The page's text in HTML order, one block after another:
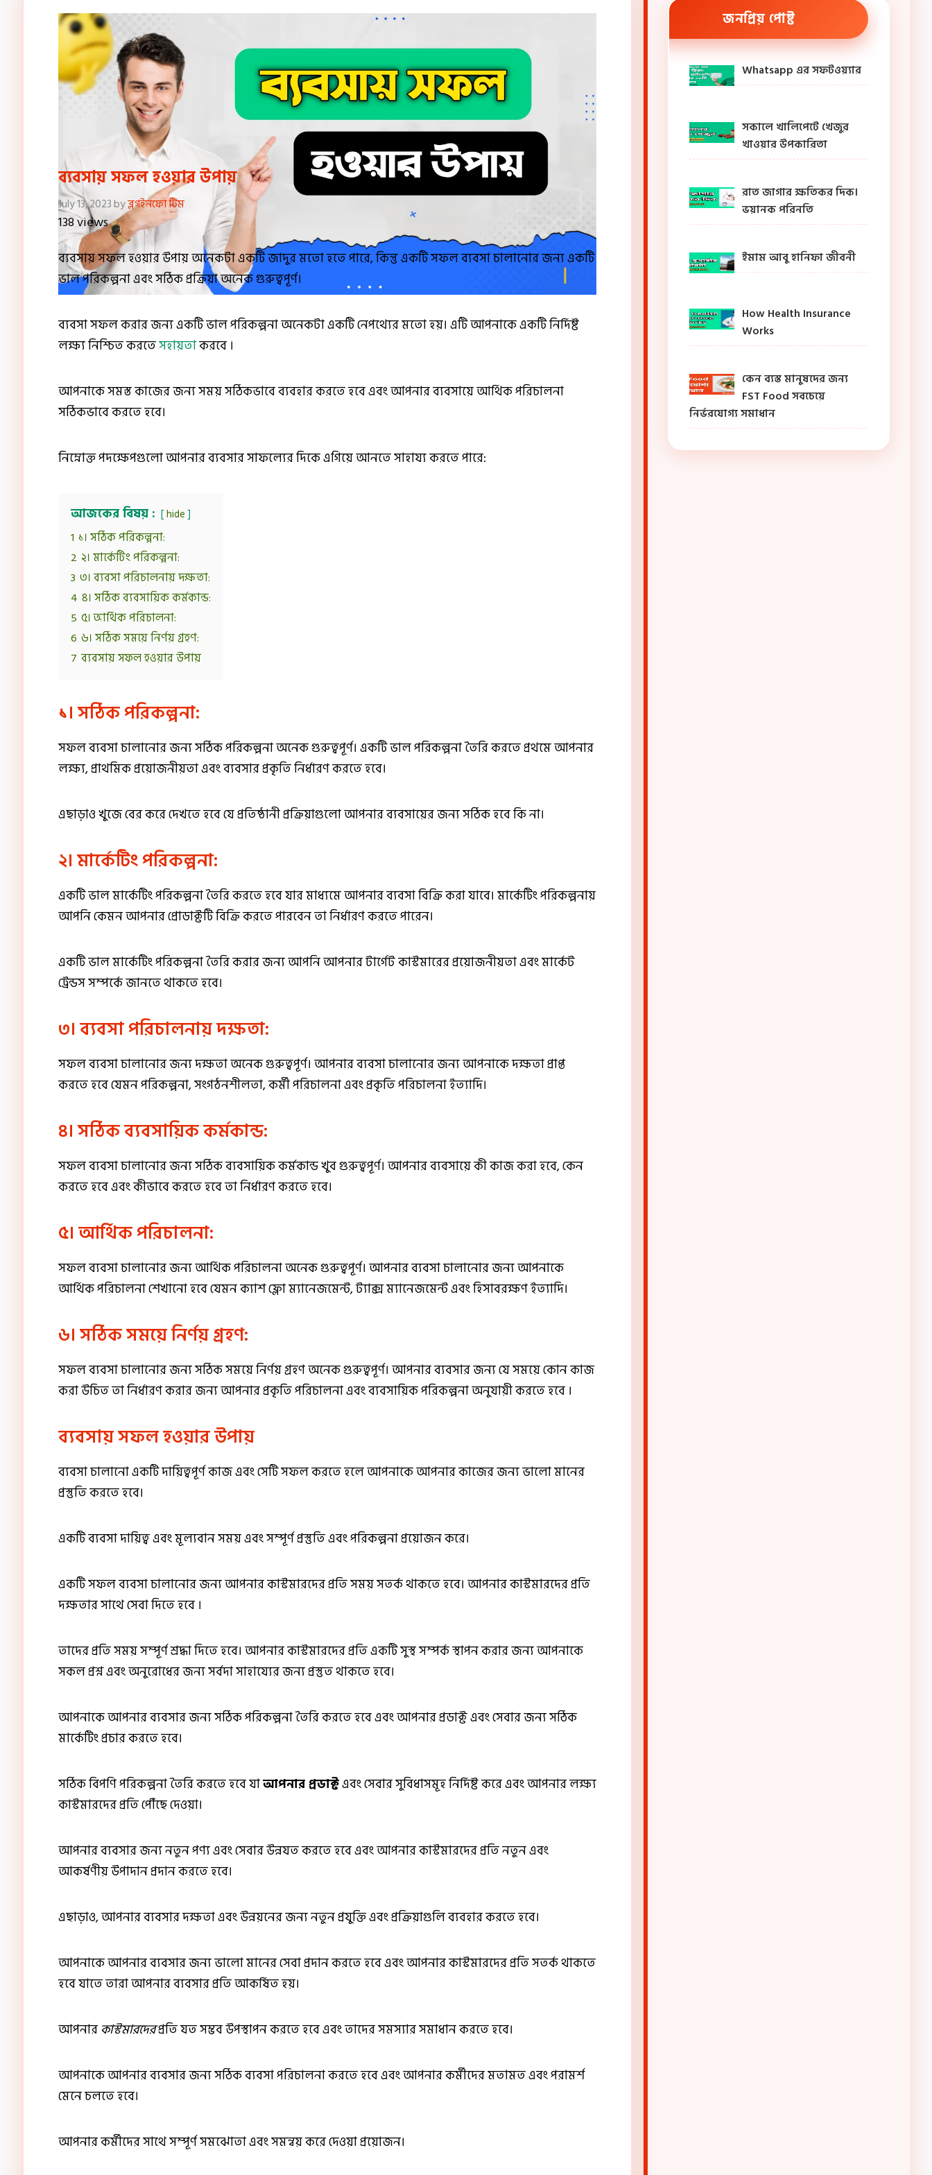
ব্যবসায় সফল হওয়ার উপায়
July 13, 2023byব্লগইনফো টিম
138 views
ব্যবসায় সফল হওয়ার উপায় অনেকটা একটি জাদুর মতো হতে পারে, কিন্তু একটি সফল ব্যবসা চালানোর জন্য একটি
ভাল পরিকল্পনা এবং সঠিক প্রক্রিয়া অনেক গুরুত্বপূর্ণ।
ব্যবসা সফল করার জন্য একটি ভাল পরিকল্পনা অনেকটা একটি নেপথ্যের মতো হয়। এটি আপনাকে একটি নির্দিষ্ট
লক্ষ্য নিশ্চিত করতেসহায়তাকরবে ।
আপনাকে সমস্ত কাজের জন্য সময় সঠিকভাবে ব্যবহার করতে হবে এবং আপনার ব্যবসায়ে আর্থিক পরিচালনা
সঠিকভাবে করতে হবে।
নিম্নোক্ত পদক্ষেপগুলো আপনার ব্যবসার সাফল্যের দিকে এগিয়ে আনতে সাহায্য করতে পারে:
আজকের বিষয় : hide
1 ১। সঠিক পরিকল্পনা:
2 ২। মার্কেটিং পরিকল্পনা:
3 ৩। ব্যবসা পরিচালনায় দক্ষতা:
4 ৪। সঠিক ব্যবসায়িক কর্মকান্ড:
5 ৫। আর্থিক পরিচালনা:
6 ৬। সঠিক সময়ে নির্ণয় গ্রহণ:
7 ব্যবসায় সফল হওয়ার উপায়
১। সঠিক পরিকল্পনা:
সফল ব্যবসা চালানোর জন্য সঠিক পরিকল্পনা অনেক গুরুত্বপূর্ণ। একটি ভাল পরিকল্পনা তৈরি করতে প্রথমে আপনার
লক্ষ্য, প্রাথমিক প্রয়োজনীয়তা এবং ব্যবসার প্রকৃতি নির্ধারণ করতে হবে।
এছাড়াও খুজে বের করে দেখতে হবে যে প্রতিষ্ঠানী প্রক্রিয়াগুলো আপনার ব্যবসায়ের জন্য সঠিক হবে কি না।
২। মার্কেটিং পরিকল্পনা:
একটি ভাল মার্কেটিং পরিকল্পনা তৈরি করতে হবে যার মাধ্যমে আপনার ব্যবসা বিক্রি করা যাবে। মার্কেটিং পরিকল্পনায়
আপনি কেমন আপনার প্রোডাক্টটি বিক্রি করতে পারবেন তা নির্ধারণ করতে পারেন।
একটি ভাল মার্কেটিং পরিকল্পনা তৈরি করার জন্য আপনি আপনার টার্গেট কাস্টমারের প্রয়োজনীয়তা এবং মার্কেট
ট্রেন্ডস সম্পর্কে জানতে থাকতে হবে।
৩। ব্যবসা পরিচালনায় দক্ষতা:
সফল ব্যবসা চালানোর জন্য দক্ষতা অনেক গুরুত্বপূর্ণ। আপনার ব্যবসা চালানোর জন্য আপনাকে দক্ষতা প্রাপ্ত
করতে হবে যেমন পরিকল্পনা, সংগঠনশীলতা, কর্মী পরিচালনা এবং প্রকৃতি পরিচালনা ইত্যাদি।
৪। সঠিক ব্যবসায়িক কর্মকান্ড:
সফল ব্যবসা চালানোর জন্য সঠিক ব্যবসায়িক কর্মকান্ড খুব গুরুত্বপূর্ণ। আপনার ব্যবসায়ে কী কাজ করা হবে, কেন
করতে হবে এবং কীভাবে করতে হবে তা নির্ধারণ করতে হবে।
৫। আর্থিক পরিচালনা:
সফল ব্যবসা চালানোর জন্য আর্থিক পরিচালনা অনেক গুরুত্বপূর্ণ। আপনার ব্যবসা চালানোর জন্য আপনাকে
আর্থিক পরিচালনা শেখানো হবে যেমন ক্যাশ ফ্লো ম্যানেজমেন্ট, ট্যাক্স ম্যানেজমেন্ট এবং হিসাবরক্ষণ ইত্যাদি।
৬। সঠিক সময়ে নির্ণয় গ্রহণ:
সফল ব্যবসা চালানোর জন্য সঠিক সময়ে নির্ণয় গ্রহণ অনেক গুরুত্বপূর্ণ। আপনার ব্যবসার জন্য যে সময়ে কোন কাজ
করা উচিত তা নির্ধারণ করার জন্য আপনার প্রকৃতি পরিচালনা এবং ব্যবসায়িক পরিকল্পনা অনুযায়ী করতে হবে ।
ব্যবসায় সফল হওয়ার উপায়
ব্যবসা চালানো একটি দায়িত্বপূর্ণ কাজ এবং সেটি সফল করতে হলে আপনাকে আপনার কাজের জন্য ভালো মানের
প্রস্তুতি করতে হবে।
একটি ব্যবসা দায়িত্ব এবং মূল্যবান সময় এবং সম্পূর্ণ প্রস্তুতি এবং পরিকল্পনা প্রয়োজন করে।
একটি সফল ব্যবসা চালানোর জন্য আপনার কাস্টমারদের প্রতি সময় সতর্ক থাকতে হবে। আপনার কাস্টমারদের প্রতি
দক্ষতার সাথে সেবা দিতে হবে ।
তাদের প্রতি সময় সম্পূর্ণ শ্রদ্ধা দিতে হবে। আপনার কাস্টমারদের প্রতি একটি সুস্থ সম্পর্ক স্থাপন করার জন্য আপনাকে
সকল প্রশ্ন এবং অনুরোধের জন্য সর্বদা সাহায্যের জন্য প্রস্তুত থাকতে হবে।
আপনাকে আপনার ব্যবসার জন্য সঠিক পরিকল্পনা তৈরি করতে হবে এবং আপনার প্রডাক্ট এবং সেবার জন্য সঠিক
মার্কেটিং প্রচার করতে হবে।
সঠিক বিপণি পরিকল্পনা তৈরি করতে হবে যাআপনার প্রডাক্টএবং সেবার সুবিধাসমূহ নির্দিষ্ট করে এবং আপনার লক্ষ্য
কাস্টমারদের প্রতি পৌঁছে দেওয়া।
আপনার ব্যবসার জন্য নতুন পণ্য এবং সেবার উন্নযত করতে হবে এবং আপনার কাস্টমারদের প্রতি নতুন এবং
আকর্ষণীয় উপাদান প্রদান করতে হবে।
এছাড়াও, আপনার ব্যবসার দক্ষতা এবং উন্নয়নের জন্য নতুন প্রযুক্তি এবং প্রক্রিয়াগুলি ব্যবহার করতে হবে।
আপনাকে আপনার ব্যবসার জন্য ভালো মানের সেবা প্রদান করতে হবে এবং আপনার কাস্টমারদের প্রতি সতর্ক থাকতে
হবে যাতে তারা আপনার ব্যবসার প্রতি আকর্ষিত হয়।
আপনার কাস্টমারদেরপ্রতি যত সম্ভব উপস্থাপন করতে হবে এবং তাদের সমস্যার সমাধান করতে হবে।
আপনাকে আপনার ব্যবসার জন্য সঠিক ব্যবসা পরিচালনা করতে হবে এবং আপনার কর্মীদের মতামত এবং পরামর্শ
মেনে চলতে হবে।
আপনার কর্মীদের সাথে সম্পূর্ণ সমঝোতা এবং সমন্বয় করে দেওয়া প্রয়োজন।
জনপ্রিয় পোষ্ট
Whatsapp এর সফটওয়্যার
সকালে খালিপেটে খেজুর
খাওয়ার উপকারিতা
রাত জাগার ক্ষতিকর দিক।
ভয়ানক পরিনতি
ইমাম আবু হানিফা জীবনী
How Health Insurance
Works
কেন ব্যস্ত মানুষদের জন্য
FST Food সবচেয়ে
নির্ভরযোগ্য সমাধান